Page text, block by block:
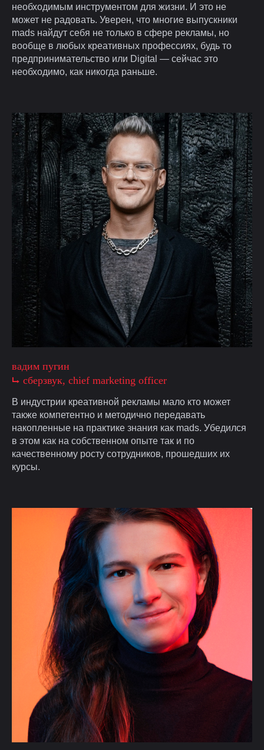
необходимым инструментом для жизни. И это не
может не радовать. Уверен, что многие выпускники
mads найдут себя не только в сфере рекламы, но
вообще в любых креативных профессиях, будь то
предпринимательство или Digital — сейчас это
необходимо, как никогда раньше.
вадим пугин
⮡ cберзвук, chief marketing officer
В индустрии креативной рекламы мало кто может
также компетентно и методично передавать
накопленные на практике знания как mads. Убедился
в этом как на собственном опыте так и по
качественному росту сотрудников, прошедших их
курсы.